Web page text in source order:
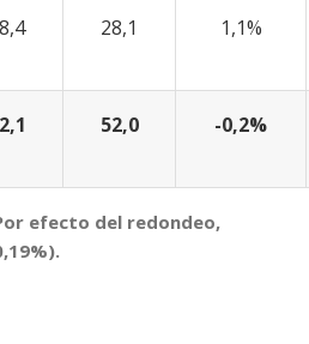
28,1 1,1%
52,0 -0,2%
efecto del redondeo,